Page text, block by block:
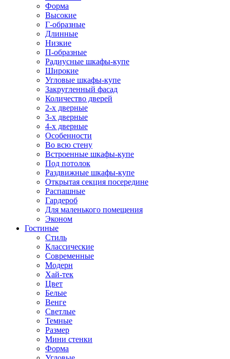
Форма
Высокие
Г-образные
Длинные
Низкие
П-образные
Радиусные шкафы-купе
Широкие
Угловые шкафы-купе
Закругленный фасад
Количество дверей
2-х дверные
3-х дверные
4-х дверные
Особенности
Во всю стену
Встроенные шкафы-купе
Под потолок
Раздвижные шкафы-купе
Открытая секция посередине
Распашные
Гардероб
Для маленького помещения
Эконом
Гостиные
Стиль
Классические
Современные
Модерн
Хай-тек
Цвет
Белые
Венге
Светлые
Темные
Размер
Мини стенки
Форма